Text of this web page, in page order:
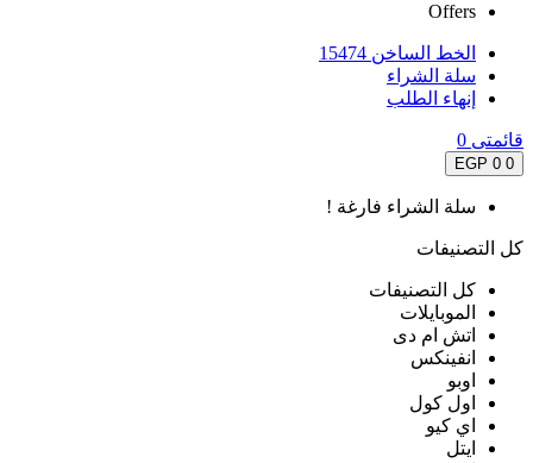
Offers
الخط الساخن 15474
سلة الشراء
إنهاء الطلب
قائمتى 0
0
0 EGP
سلة الشراء فارغة !
كل التصنيفات
كل التصنيفات
الموبايلات
اتش ام دى
انفينكس
اوبو
اول كول
اي كيو
ايتل